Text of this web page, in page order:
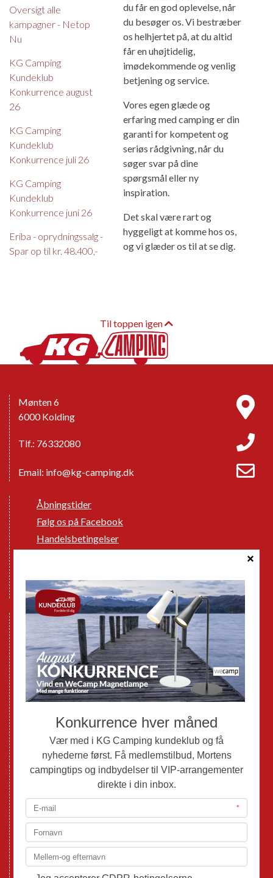
Oversigt alle
kampagner - Netop
Nu
KG Camping
Kundeklub
Konkurrence august
26
KG Camping
Kundeklub
Konkurrence juli 26
KG Camping
Kundeklub
Konkurrence juni 26
Eriba - oprydningssalg -
Spar op til kr. 48.400,-
du får en god oplevelse, når
du besøger os. Vi bestræber
os helhjertet på, at du altid
får en uhøjtidelig,
imødekommende og venlig
betjening og service.
Vores egen glæde og
erfaring med camping er din
garanti for kompetent og
seriøs rådgivning, når du
søger svar på dine
spørgsmål eller ny
inspiration.
Det skal være rart og
hyggeligt at komme hos os,
og vi glæder os til at se dig.
Til toppen igen
Mønten 6
6000 Kolding
Tlf.: 76332080
Email: info@kg-camping.dk
Åbningstider
Følg os på Facebook
Handelsbetingelser
GPDR - Optagelse af foto og video
Nye Campingvogne
Nye Autocampere og Vans
Brugte Campingvogne
Brugte Autocampere og Vans
Webshop
Mortens Campingtips
KG Camping Kundeklub
Nyheder
Adria
Adria Autocampere
Eriba
Fendt
Hobby